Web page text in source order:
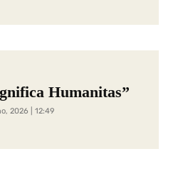
Humanitas”
2026 | 12:49